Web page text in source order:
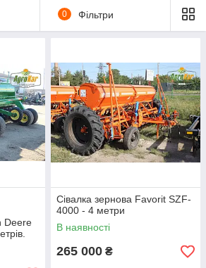
0 Фільтри
Deere
Сівалка зернова Favorit SZF-
4000 - 4 метри
В наявності
265 000 ₴